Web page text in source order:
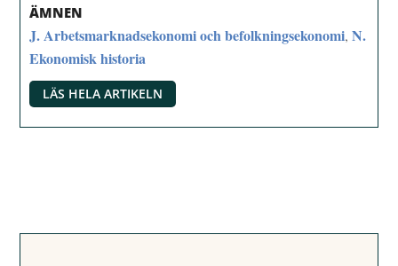
ÄMNEN
J. Arbetsmarknadsekonomi och befolkningsekonomi,N.
Ekonomisk historia
LÄS HELA ARTIKELN